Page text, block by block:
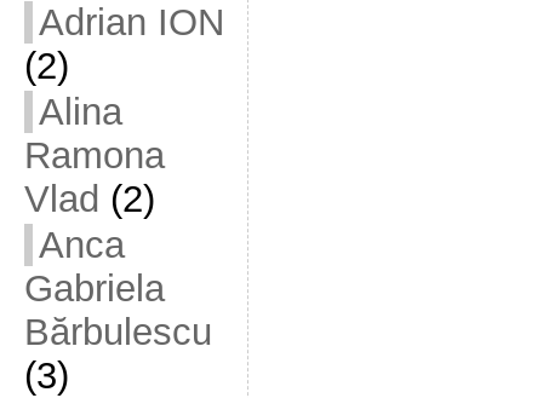
Adrian ION
(2)
Alina
Ramona
Vlad (2)
Anca
Gabriela
Bărbulescu
(3)